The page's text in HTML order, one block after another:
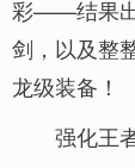
彩——结果出
剑，以及整
龙级装备！
强化王